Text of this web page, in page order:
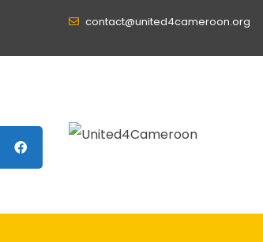
contact@united4cameroon.org